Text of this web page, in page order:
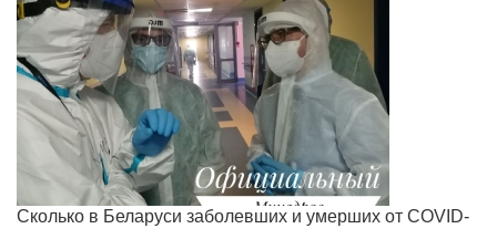
Сколько в Беларуси заболевших и умерших от COVID-